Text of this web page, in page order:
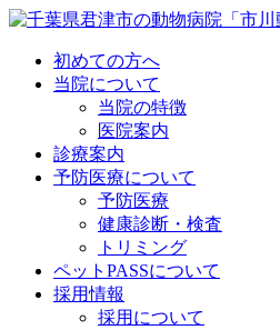
初めての方へ
当院について
当院の特徴
医院案内
診療案内
予防医療について
予防医療
健康診断・検査
トリミング
ペットPASSについて
採用情報
採用について